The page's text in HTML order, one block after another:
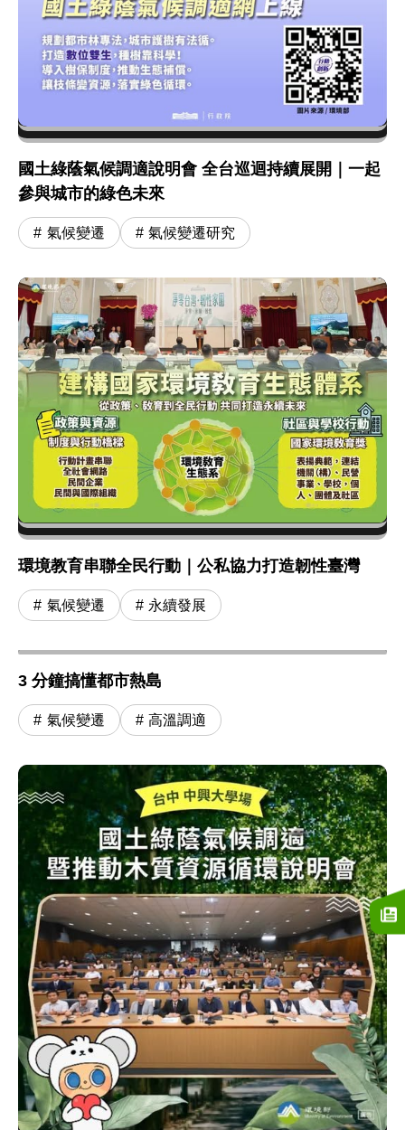
國土綠蔭氣候調適說明會 全台巡迴持續展開｜一起
參與城市的綠色未來
氣候變遷 氣候變遷研究
環境教育串聯全民行動｜公私協力打造韌性臺灣
氣候變遷 永續發展
3 分鐘搞懂都市熱島
氣候變遷 高溫調適